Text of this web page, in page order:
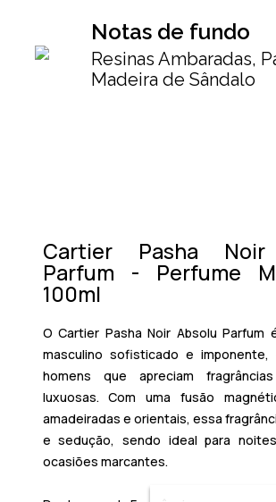
Notas de fundo
Resinas Ambaradas,
Madeira de Sândalo
Cartier Pasha Noir
Parfum - Perfume
100ml
O Cartier Pasha Noir Absolu Parfum
masculino sofisticado e imponente,
homens que apreciam
luxuosas. Com uma fusão
amadeiradas e orientais, essa
e sedução, sendo ideal para
ocasiões marcantes.